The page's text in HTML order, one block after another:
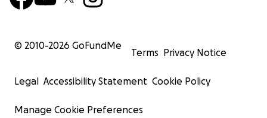
© 2010-2026 GoFundMe
Terms Privacy Notice
Legal Accessibility Statement Cookie Policy
Manage Cookie Preferences